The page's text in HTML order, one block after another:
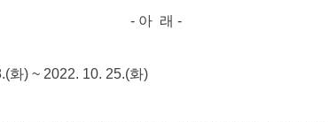
- 아 래 -
) ~ 2022. 10. 25.(화)